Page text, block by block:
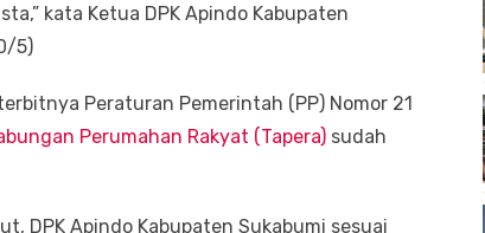
kata Ketua DPK Apindo Kabupaten
5)
Peraturan Pemerintah (PP) Nomor 21
Perumahan Rakyat (Tapera) sudah
DPK Apindo Kabupaten Sukabumi sesuai